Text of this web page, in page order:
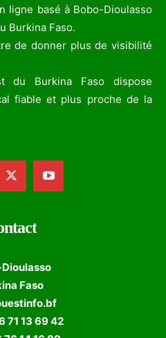
ligne basé à Bobo-Dioulasso
Burkina Faso.
de donner plus de visibilité
du Burkina Faso dispose
fiable et plus proche de la
Faso
71 13 69 42